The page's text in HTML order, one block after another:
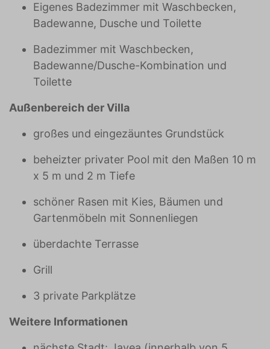
Eigenes Badezimmer mit Waschbecken,
Badewanne, Dusche und Toilette
Badezimmer mit Waschbecken,
Badewanne/Dusche-Kombination und
Toilette
Außenbereich der Villa
großes und eingezäuntes Grundstück
beheizter privater Pool mit den Maßen 10 m
x 5 m und 2 m Tiefe
schöner Rasen mit Kies, Bäumen und
Gartenmöbeln mit Sonnenliegen
überdachte Terrasse
Grill
3 private Parkplätze
Weitere Informationen